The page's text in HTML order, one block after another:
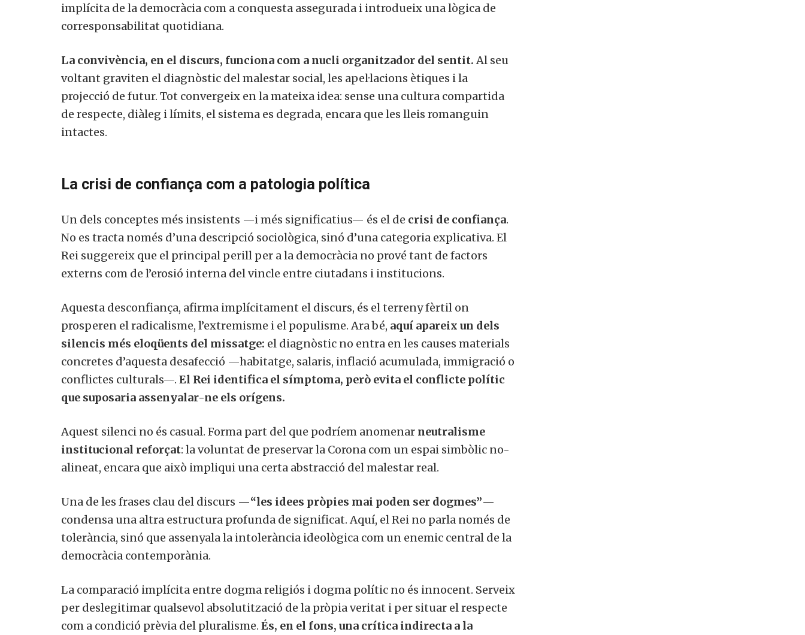
implícita de la democràcia com a conquesta assegurada i introdueix una lògica de
corresponsabilitat quotidiana.
La convivència, en el discurs, funciona com a nucli organitzador del sentit. Al seu
voltant graviten el diagnòstic del malestar social, les apel·lacions ètiques i la
projecció de futur. Tot convergeix en la mateixa idea: sense una cultura compartida
de respecte, diàleg i límits, el sistema es degrada, encara que les lleis romanguin
intactes.
La crisi de confiança com a patologia política
Un dels conceptes més insistents —i més significatius— és el de crisi de confiança.
No es tracta només d’una descripció sociològica, sinó d’una categoria explicativa. El
Rei suggereix que el principal perill per a la democràcia no prové tant de factors
externs com de l’erosió interna del vincle entre ciutadans i institucions.
Aquesta desconfiança, afirma implícitament el discurs, és el terreny fèrtil on
prosperen el radicalisme, l’extremisme i el populisme. Ara bé, aquí apareix un dels
silencis més eloqüents del missatge: el diagnòstic no entra en les causes materials
concretes d’aquesta desafecció —habitatge, salaris, inflació acumulada, immigració o
conflictes culturals—. El Rei identifica el símptoma, però evita el conflicte polític
que suposaria assenyalar-ne els orígens.
Aquest silenci no és casual. Forma part del que podríem anomenar neutralisme
institucional reforçat: la voluntat de preservar la Corona com un espai simbòlic no-
alineat, encara que això impliqui una certa abstracció del malestar real.
Una de les frases clau del discurs —“les idees pròpies mai poden ser dogmes”—
condensa una altra estructura profunda de significat. Aquí, el Rei no parla només de
tolerància, sinó que assenyala la intolerància ideològica com un enemic central de la
democràcia contemporània.
La comparació implícita entre dogma religiós i dogma polític no és innocent. Serveix
per deslegitimar qualsevol absolutització de la pròpia veritat i per situar el respecte
com a condició prèvia del pluralisme. És, en el fons, una crítica indirecta a la